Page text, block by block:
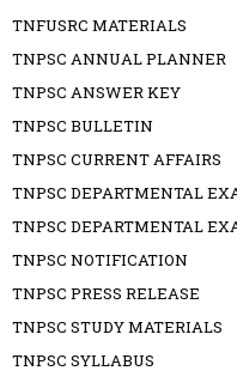
TNFUSRC MATERIALS
TNPSC ANNUAL PLANNER
TNPSC ANSWER KEY
TNPSC BULLETIN
TNPSC CURRENT AFFAIRS
TNPSC DEPARTMENTAL
TNPSC DEPARTMENTAL
TNPSC NOTIFICATION
TNPSC PRESS RELEASE
TNPSC STUDY MATERIALS
TNPSC SYLLABUS